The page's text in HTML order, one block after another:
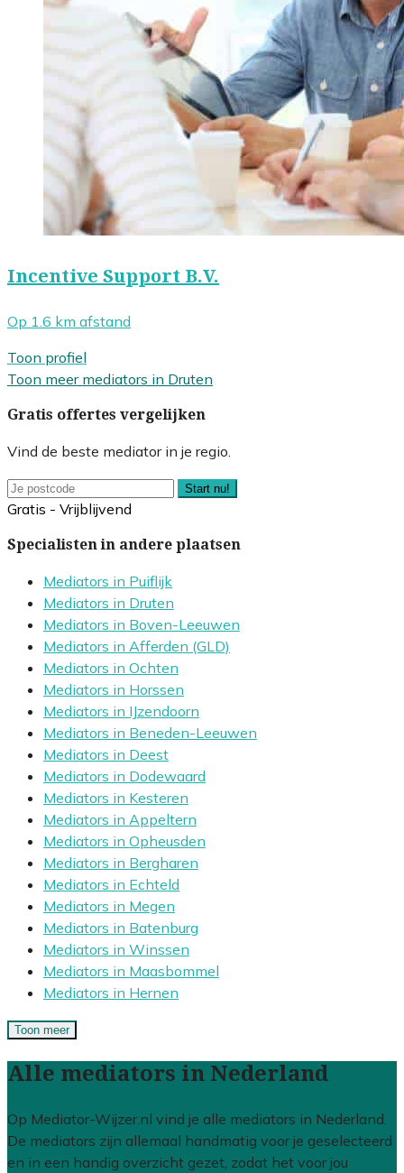
Incentive Support B.V.
Op 1.6 km afstand
Toon profiel
Toon meer mediators in Druten
Gratis offertes vergelijken
Vind de beste mediator in je regio.
Start nu!
Gratis - Vrijblijvend
Specialisten in andere plaatsen
Mediators in Puiflijk
Mediators in Druten
Mediators in Boven-Leeuwen
Mediators in Afferden (GLD)
Mediators in Ochten
Mediators in Horssen
Mediators in IJzendoorn
Mediators in Beneden-Leeuwen
Mediators in Deest
Mediators in Dodewaard
Mediators in Kesteren
Mediators in Appeltern
Mediators in Opheusden
Mediators in Bergharen
Mediators in Echteld
Mediators in Megen
Mediators in Batenburg
Mediators in Winssen
Mediators in Maasbommel
Mediators in Hernen
Toon meer
Alle mediators in Nederland
Op Mediator-Wijzer.nl vind je alle mediators in Nederland.
De mediators zijn allemaal handmatig voor je geselecteerd
en in een handig overzicht gezet, zodat het voor jou